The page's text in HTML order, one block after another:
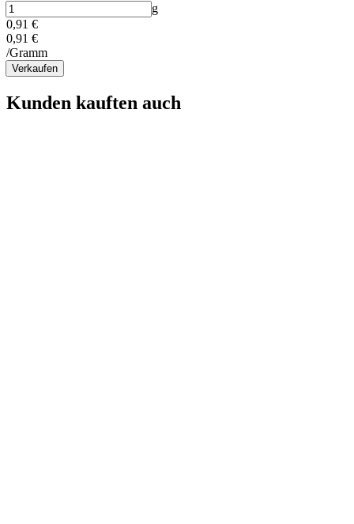
g
0,91 €
0,91 €
/Gramm
Verkaufen
Kunden kauften auch